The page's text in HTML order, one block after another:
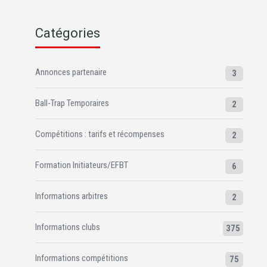
Catégories
Annonces partenaire 3
Ball-Trap Temporaires 2
Compétitions : tarifs et récompenses 2
Formation Initiateurs/EFBT 6
Informations arbitres 2
Informations clubs 375
Informations compétitions 75